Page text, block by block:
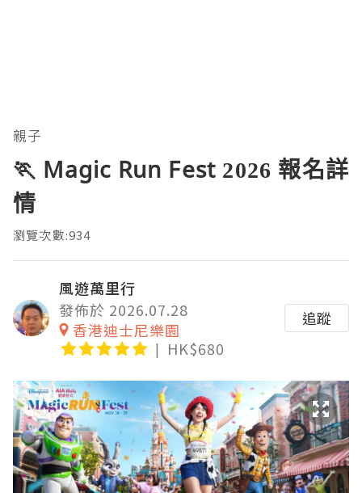
親子
🏃 Magic Run Fest 2026 報名詳
情
瀏覽次數:934
風遊萬里行
發佈於 2026.07.28
香港迪士尼樂園
HK$680
追蹤